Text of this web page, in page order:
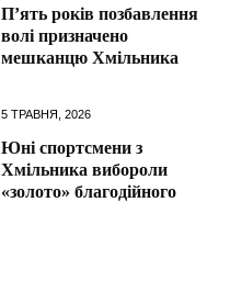
П’ять років позбавлення
волі призначено
мешканцю Хмільника
5 ТРАВНЯ, 2026
Юні спортсмени з
Хмільника вибороли
«золото» благодійного